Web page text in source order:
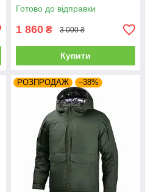
Готово до відправки
1 860 ₴ 3 000 ₴
Купити
РОЗПРОДАЖ –38%